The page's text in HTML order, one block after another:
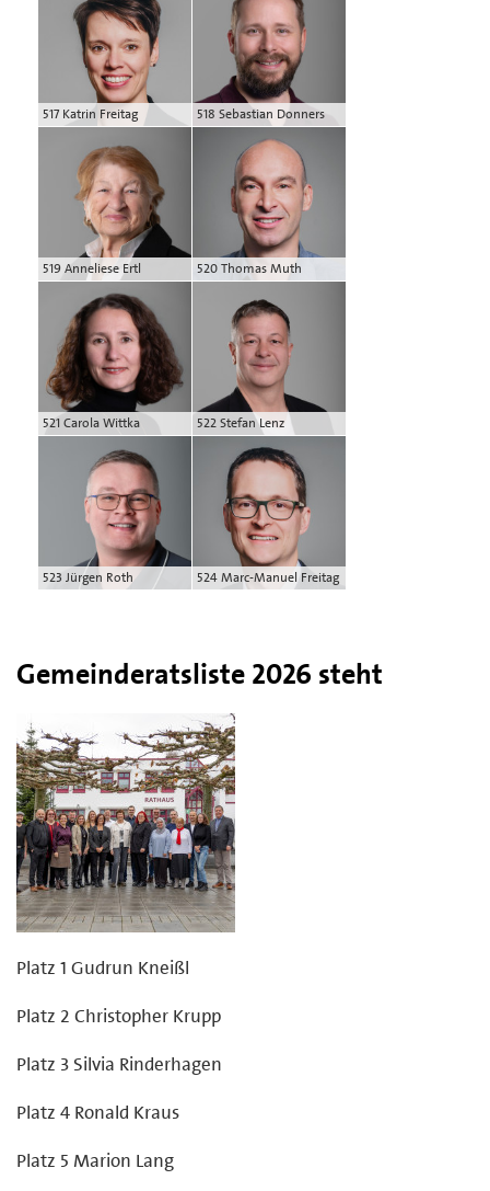
517 Katrin Freitag 518 Sebastian Donners
519 Anneliese Ertl 520 Thomas Muth
521 Carola Wittka 522 Stefan Lenz
523 Jürgen Roth 524 Marc-Manuel Freitag
Gemeinderatsliste 2026 steht
Platz 1 Gudrun Kneißl
Platz 2 Christopher Krupp
Platz 3 Silvia Rinderhagen
Platz 4 Ronald Kraus
Platz 5 Marion Lang